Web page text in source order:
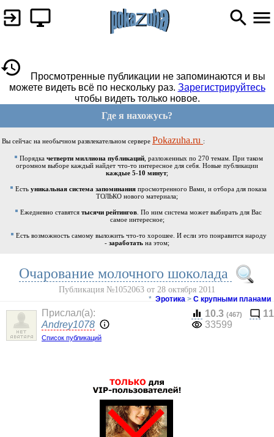
Просмотренные публикации не запоминаются и вы
можете видеть всё по нескольку раз. Зарегистрируйтесь
чтобы видеть только новое.
Где я нахожусь?
Вы сейчас на необычном развлекательном сервере Pokazuha.ru :
Порядка четверти миллиона публикаций, разложенных по 270 темам. При таком
огромном выборе каждый найдет что-то интересное для себя. Новые публикации
каждые 5-10 минут;
Есть уникальная система запоминания просмотренного Вами, и отбора для показа
ТОЛЬКО нового материала;
Ежедневно ставятся тысячи рейтингов . По ним система может выбирать для Вас
самое интересное;
Есть возможность самому выложить что-то хорошее. И если это понравится народу
- заработать на этом;
Очарование молочного шоколада
Публикация №1052063 от 28 октября 2011
* Эротика > С крупными планами
Прислал(a):
Andrey1078
Список публикаций
10.3 (467)
11
33599